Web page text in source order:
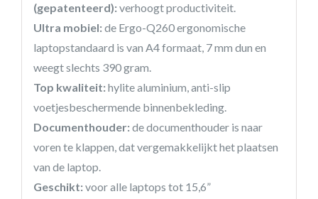
(gepatenteerd):verhoogt productiviteit.
Ultra mobiel:de Ergo-Q260 ergonomische
laptopstandaard is van A4 formaat, 7 mm dun en
weegt slechts 390 gram.
Top kwaliteit:hylite aluminium, anti-slip
voetjesbeschermende binnenbekleding.
Documenthouder:de documenthouder is naar
voren te klappen, dat vergemakkelijkt het plaatsen
van de laptop.
Geschikt:voor alle laptops tot 15,6”